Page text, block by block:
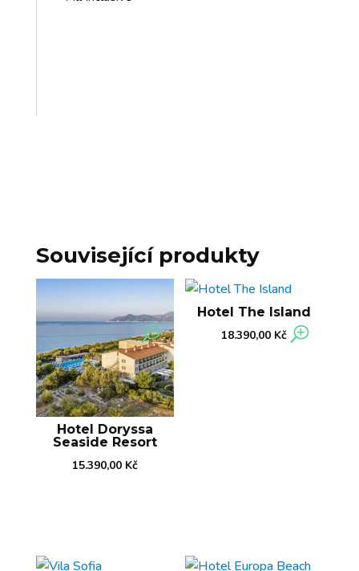
Související produkty
Hotel Doryssa
Seaside Resort
15.390,00 Kč
Hotel The Island
18.390,00 Kč